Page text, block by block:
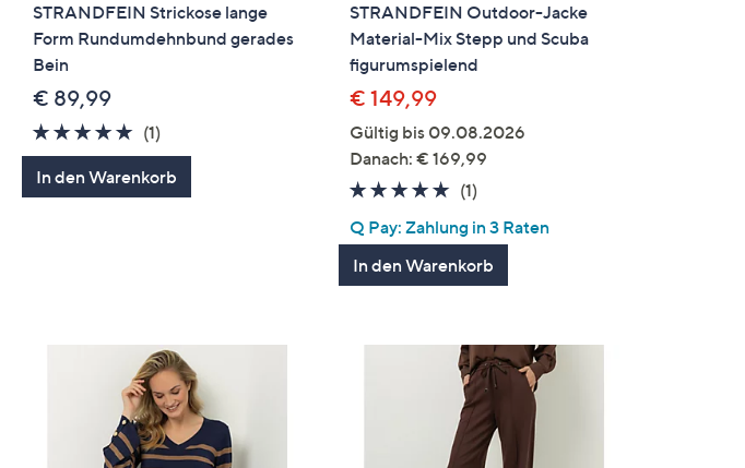
STRANDFEIN Strickose lange
Form Rundumdehnbund gerades
Bein
€ 89,99
5.0
von
5
(1)
Bewertungen
In den Warenkorb
STRANDFEIN Outdoor-Jacke
Material-Mix Stepp und Scuba
figurumspielend
€ 149,99
Gültig bis 09.08.2026
Danach: € 169,99
5.0
5
(1)
Q Pay: Zahlung in 3 Raten
In den Warenkorb